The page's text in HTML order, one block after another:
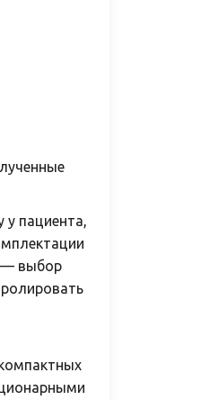
пациента,
— выбор